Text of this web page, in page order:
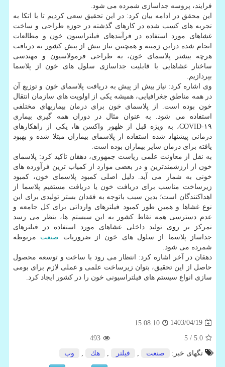
فرایند، پروسه جداسازی شمرده می شود.
این محقق در ادامه بیان کرد: در این تحقیق سعی کردیم تا با اتکا به
تجربه های کسب شده در کارهای گذشته در حوزه طراحی و ساخت
غشاهای مورد استفاده در فرآیندهای فیلتراسیون خون و مطالعات
انجام شده دراین زمینه و همچنین نیاز بیش از پیش کشور به دریافت
هرچه بیشتر پلاسمای خون، به طراحی فرمولاسیون و مهندسی
ساختار غشاهایی با قابلیت جداسازی سلول های خون از پلاسما
بپردازیم.
وی اشاره کرد: نیاز بیش از پیش به دریافت پلاسمای خون و توزیع آن
در همه مناطق جغرافیایی، همیشه یکی از اولویت های سازمان انتقال
خون بوده است. از پلاسمای خون برای درمان بیماریهای مختلفی
استفاده می شود. به عنوان مثال در دوران همه گیری بیماری
COVID-۱۹، به ویژه قبل از ظهور واکسن ها، یکی از راهکارهای
درمانی پیشنهاد شده استفاده از پلاسمای بیماران مبتلا شده و بهبود
یافته برای درمان سایر بیماران بوده است.
به نقل از معاونت علمی ریاست جمهوری، دهقان تاکید کرد: پلاسمای
خون از ارزشمندترین و در بعضی موارد از کمیاب ترین فرآورده های
خونی به شمار می آید. دلیل اصلی کمبود پلاسمای خون، کمبود
زیرساخت مناسب برای دریافت خون یا دریافت مستقیم پلاسما از
اهداکنندگان است؛ بدین سبب باتوجه به فقدان بستر تولیدی برای این
نوع غشاها و همین طور کمبود فیلترهای وارداتی برای کل جامعه و
عدم دسترسی همه نقاط کشور به این سیستم ها، بنظر می رسد
تمرکز بر روی تولید داخلی غشاهای مورد استفاده در فیلترهای
جداساز پلاسما از سلول های خون از ضروریات صنعت مربوطه
شمرده می شود.
دهقان در آخر اشاره کرد: انتظار می رود با ساخت و توسعه محصول
حاصل از این تحقیق، بتوان زیرساخت علمی و عملی لازم برای بومی
سازی انواع سیستم های فیلتراسیونی خون را در کشور ایجاد کرد.
1403/04/19
15:08:10
5.0
/ 5
493
تگهای خبر:
صنعت فیلتر هك وب